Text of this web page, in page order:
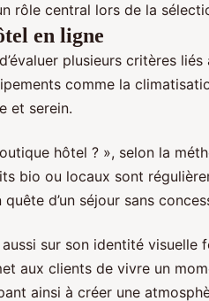
rôle central lors de la
en ligne
plusieurs critères liés
comme la
et serein.
hôtel ? », selon la
bio ou locaux sont
d’un séjour sans
sur son identité visuelle
aux clients de vivre un
ainsi à créer une